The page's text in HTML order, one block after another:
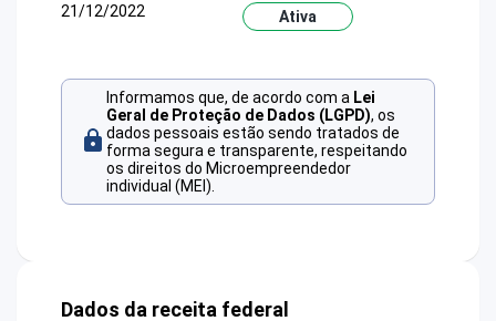
21/12/2022
Ativa
Informamos que, de acordo com a Lei
Geral de Proteção de Dados (LGPD), os
dados pessoais estão sendo tratados de
forma segura e transparente, respeitando
os direitos do Microempreendedor
individual (MEI).
Dados da receita federal